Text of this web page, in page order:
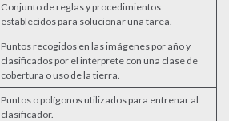
Conjunto de reglas y procedimientos
establecidos para solucionar una tarea.
Puntos recogidos en las imágenes por año y
clasificados por el intérprete con una clase de
cobertura o uso de la tierra.
Puntos o polígonos utilizados para entrenar al
clasificador.